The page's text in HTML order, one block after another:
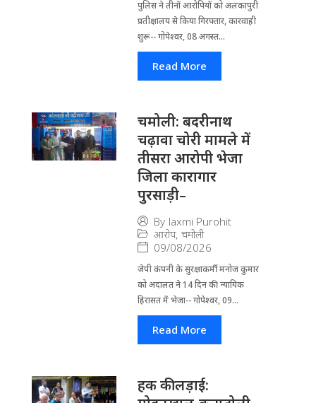
पुलिस ने तीनों आरोपियों को अलकापुरी
प्रतीक्षालय से किया गिरफ्तार, कारवाही
शुरू-- गोपेश्वर, 08 अगस्त...
Read More
चमोली: बदरीनाथ
चढ़ावा चोरी मामले में
तीसरा आरोपी भेजा
जिला कारागार
पुरसाड़ी–
By laxmi Purohit
आरोप, चमोली
09/08/2026
जेपी कंपनी के सुरक्षाकर्मी मनोज कुमार
को अदालत ने 14 दिन की न्यायिक
हिरासत में भेजा-- गोपेश्वर, 09...
Read More
हक की लड़ाई: